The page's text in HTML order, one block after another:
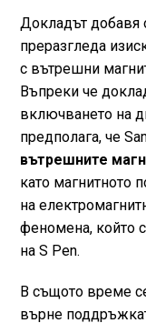
Докладът добавя
преразгледа
с вътрешни
Въпреки че
включването на
предполага, че
вътрешните
като магнитното
на
феномена, който
на S Pen.
В същото време
върне